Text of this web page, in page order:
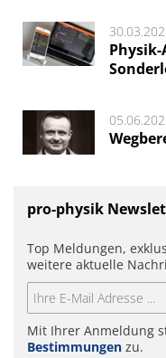
Physik-
pro-physik
Top Meldungen,
weitere aktuelle
Mit Ihrer Anmeldung
Bestimmungen zu.